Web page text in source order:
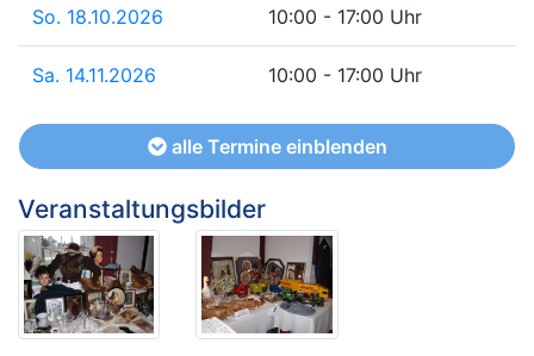
So. 18.10.2026 10:00 - 17:00 Uhr
Sa. 14.11.2026 10:00 - 17:00 Uhr
alle Termine einblenden
Veranstaltungsbilder